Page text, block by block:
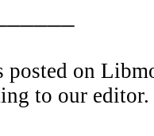
on
to our editor.